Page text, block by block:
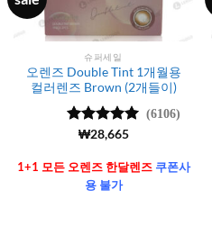
슈퍼세일
오렌즈 Double Tint 1개월용
컬러렌즈 Brown (2개들이)
5 중에서
가됨
(6106)
₩28,665
1+1 모든 오렌즈 한달렌즈쿠폰사
용 불가